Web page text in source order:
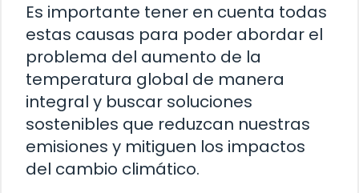
Es importante tener en cuenta todas
estas causas para poder abordar el
problema del aumento de la
temperatura global de manera
integral y buscar soluciones
sostenibles que reduzcan nuestras
emisiones y mitiguen los impactos
del cambio climático.